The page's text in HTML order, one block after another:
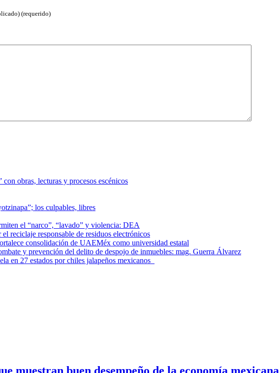
(requerido)
obras, lecturas y procesos escénicos
los culpables, libres
el “narco”, “lavado” y violencia: DEA
reciclaje responsable de residuos electrónicos
consolidación de UAEMéx como universidad estatal
y prevención del delito de despojo de inmuebles: mag. Guerra Álvarez
en 27 estados por chiles jalapeños mexicanos
muestran buen desempeño de la economía mexicana